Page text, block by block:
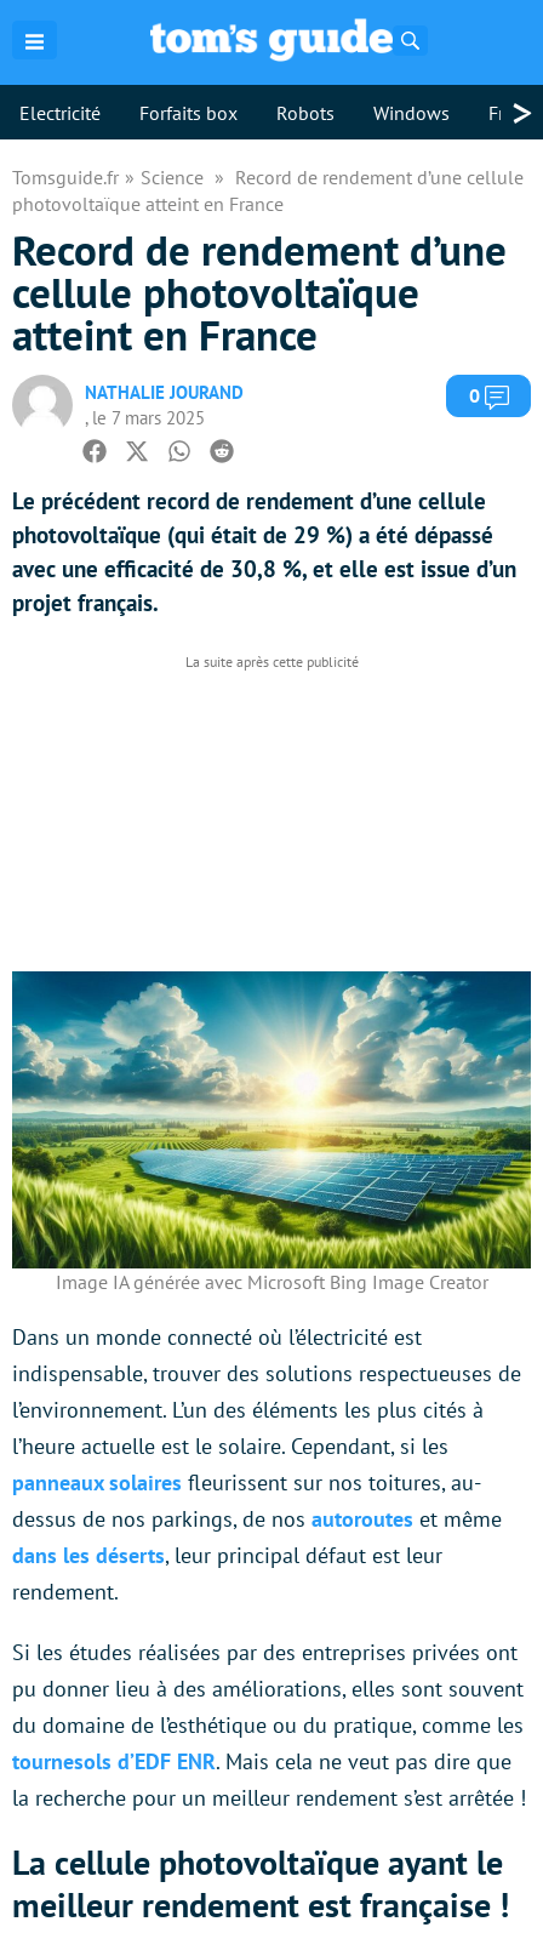
Electricité Forfaits box Robots Windows >
Tomsguide.fr Science
Record de rendement d’une cellule
photovoltaïque atteint en France
Record de rendement d’une
cellule photovoltaïque
atteint en France
NATHALIE JOURAND
, le 7 mars 2025
0
Facebook
TwitterWhatsapp
Reddit
Le précédent record de rendement d’une cellule
photovoltaïque (qui était de 29 %) a été dépassé
avec une efficacité de 30,8 %, et elle est issue d’un
projet français.
Image IA générée avec Microsoft Bing Image Creator
Dans un monde connecté où l’électricité est
indispensable, trouver des solutions respectueuses de
l’environnement. L’un des éléments les plus cités à
l’heure actuelle est le solaire. Cependant, si les
panneaux solaires fleurissent sur nos toitures, au-
dessus de nos parkings, de nos autoroutes et même
dans les déserts, leur principal défaut est leur
rendement.
Si les études réalisées par des entreprises privées ont
pu donner lieu à des améliorations, elles sont souvent
du domaine de l’esthétique ou du pratique, comme les
tournesols d’EDF ENR. Mais cela ne veut pas dire que
la recherche pour un meilleur rendement s’est arrêtée !
La cellule photovoltaïque ayant le
meilleur rendement est française !